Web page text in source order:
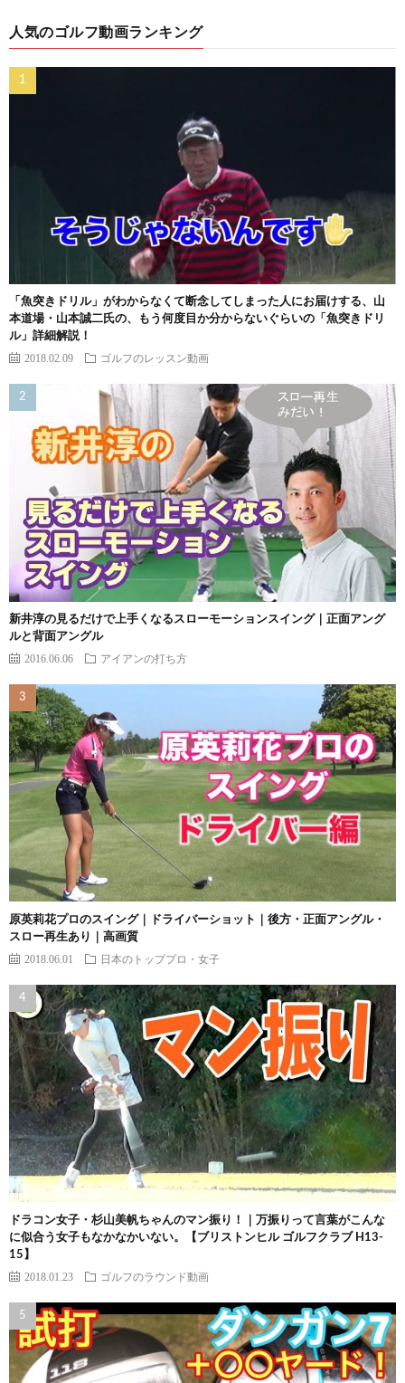
人気のゴルフ動画ランキング
「魚突きドリル」がわからなくて断念してしまった人にお届けする、山
本道場・山本誠二氏の、もう何度目か分からないぐらいの「魚突きドリ
ル」詳細解説！
2018.02.09 ゴルフのレッスン動画
新井淳の見るだけで上手くなるスローモーションスイング｜正面アング
ルと背面アングル
2016.06.06 アイアンの打ち方
原英莉花プロのスイング｜ドライバーショット｜後方・正面アングル・
スロー再生あり｜高画質
2018.06.01 日本のトッププロ・女子
ドラコン女子・杉山美帆ちゃんのマン振り！｜万振りって言葉がこんな
に似合う女子もなかなかいない。【ブリストンヒル ゴルフクラブ H13-
15】
2018.01.23 ゴルフのラウンド動画